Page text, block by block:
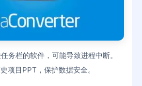
务栏的软件，可能导致进程中断。
项目PPT，保护数据安全。